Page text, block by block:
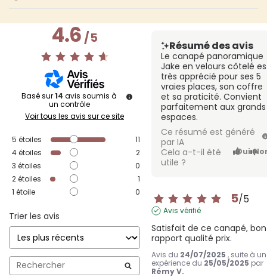
4.6/5
Basé sur14 avis soumis à
un contrôle
Voir tous les avis sur ce site
5 étoiles
11
4étoiles
2
3 étoiles
0
2étoiles
1
1 étoile 0
Trier les avis
Résumé des avis
Le canapé panoramique
Jake en velours côtelé
très apprécié pour ses 5
vraies places, son coffre
et sa praticité. Convient
parfaitement aux grands
espaces.
Ce résumé est généré
par IA
Cela a-t-il été
utile ?
Oui
5/5
Avis vérifié
Satisfait de ce canapé, bon
rapport qualité prix.
Avis du 24/07/2025 , suite à
expérience du 25/05/2025 par
Rémy V.